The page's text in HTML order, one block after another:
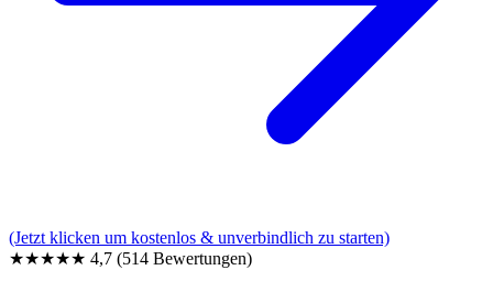
(Jetzt klicken um kostenlos & unverbindlich zu starten)
★★★★★ 4,7 (514 Bewertungen)